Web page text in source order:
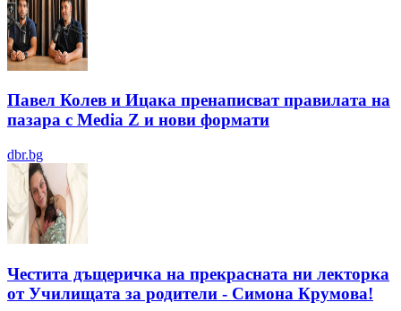
Павел Колев и Ицака пренаписват правилата на
пазара с Media Z и нови формати
dbr.bg
Честита дъщеричка на прекрасната ни лекторка
от Училищата за родители - Симона Крумова!